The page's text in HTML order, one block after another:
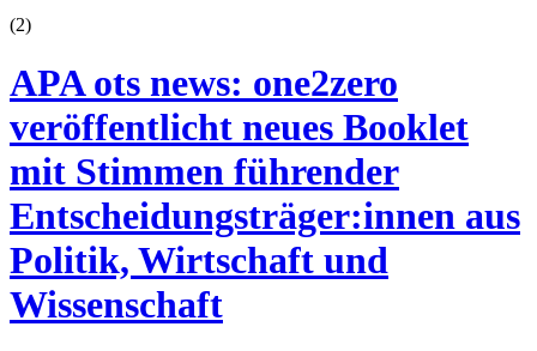
(2)
APA ots news: one2zero
veröffentlicht neues Booklet
mit Stimmen führender
Entscheidungsträger:innen aus
Politik, Wirtschaft und
Wissenschaft